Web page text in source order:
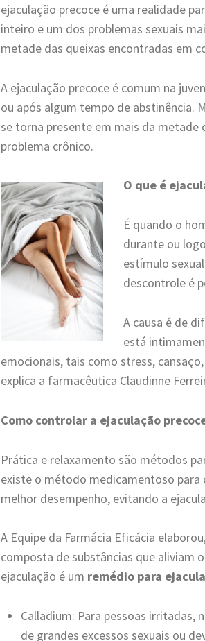
ejaculação precoce é uma realidade
inteiro e um dos problemas sexuais
metade das queixas encontradas em
A ejaculação precoce é comum na
ou após algum tempo de abstinência.
se torna presente em mais da metade
problema crônico.
O que é
É quando o
durante ou
estímulo
descontrole é
A causa é de
está
emocionais, tais como stress,
explica a farmacêutica Claudinne
Como controlar a ejaculação
Prática e relaxamento são métodos
existe o método medicamentoso
melhor desempenho, evitando a
A Equipe da Farmácia Eficácia
composta de substâncias que aliviam
ejaculação é um remédio para
Calladium: Para pessoas irritadas,
de grandes excessos sexuais ou